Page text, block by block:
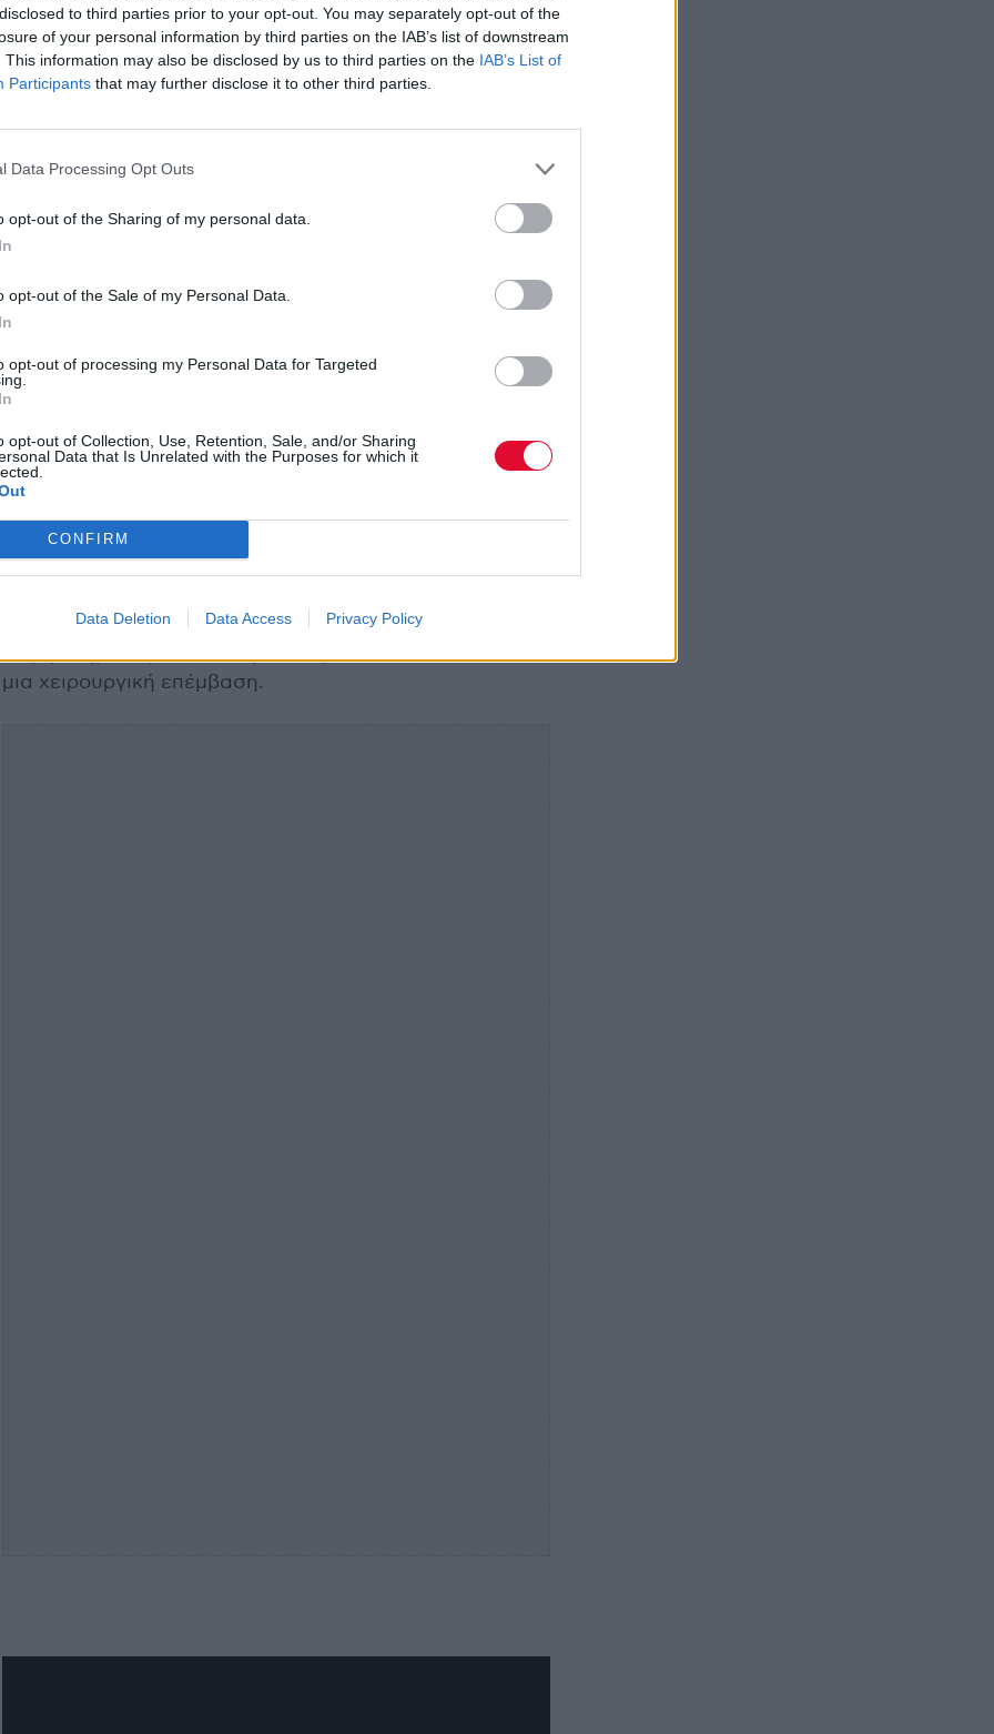
to third parties prior to your opt-out. You may separately opt-out of the
of your personal information by third parties on the IAB’s list of downstream
This information may also be disclosed by us to third parties on the IAB’s List of
Participants that may further disclose it to other third parties.
Data Processing Opt Outs
opt-out of the Sharing of my personal data.
opt-out of the Sale of my Personal Data.
opt-out of processing my Personal Data for Targeted
opt-out of Collection, Use, Retention, Sale, and/or Sharing
Data that Is Unrelated with the Purposes for which it
CONFIRM
Data Deletion Data Access Privacy Policy
Προσφέροντας περισσότερες πληροφορίες για τις
εξήγησε:«Μέρος της προσπάθειάς μας είναι να βγούμε
εκτός τροχιάς και στη συνέχεια η διαδικασία
επαναφοράς των πραγμάτων στη σωστή τροχιά είναι
αυτή που σε οδηγεί τελικά στην παραγωγή καλής
μουσικής.»
Ο The Edge αποκάλυψε επίσης ότι ο ντράμερ Larry
Mullen Jr. συμμετείχε στις ηχογραφήσεις. Ο Mullen Jr.
έμεινε λίγο εκτός κατά τη διάρκεια των εμφανίσεων του
συγκροτήματος στο The Sphere, για να συνέλθει από
μια χειρουργική επέμβαση.